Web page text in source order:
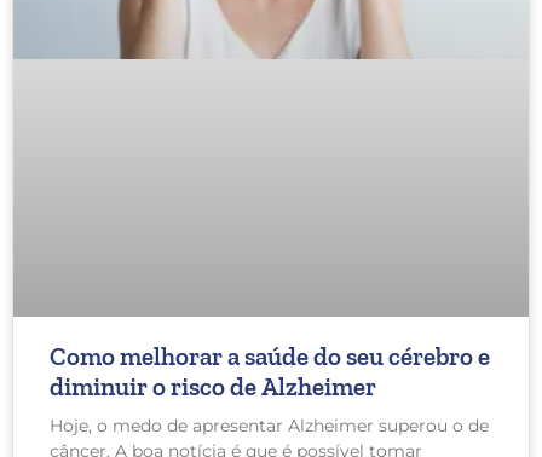
Como melhorar a saúde do seu cérebro e
diminuir o risco de Alzheimer
Hoje, o medo de apresentar Alzheimer superou o de
câncer. A boa notícia é que é possível tomar